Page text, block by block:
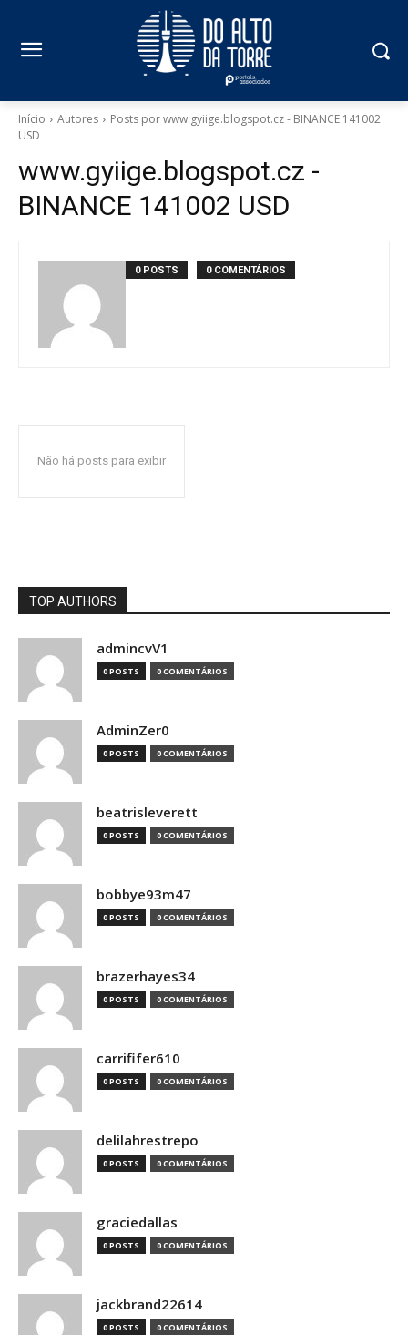
Início Autores
Posts por www.gyiige.blogspot.cz - BINANCE 141002
USD
www.gyiige.blogspot.cz -
BINANCE 141002 USD
0 POSTS 0 COMENTÁRIOS
Não há posts para exibir
TOP AUTHORS
admincvV1
0 POSTS 0 COMENTÁRIOS
AdminZer0
0 POSTS 0 COMENTÁRIOS
beatrisleverett
0 POSTS 0 COMENTÁRIOS
bobbye93m47
0 POSTS 0 COMENTÁRIOS
brazerhayes34
0 POSTS 0 COMENTÁRIOS
carrififer610
0 POSTS 0 COMENTÁRIOS
delilahrestrepo
0 POSTS 0 COMENTÁRIOS
graciedallas
0 POSTS 0 COMENTÁRIOS
jackbrand22614
0 POSTS 0 COMENTÁRIOS